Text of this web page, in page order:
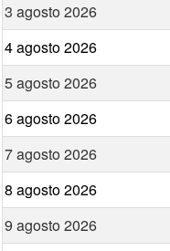
3 agosto 2026
4 agosto 2026
5 agosto 2026
6 agosto 2026
7 agosto 2026
8 agosto 2026
9 agosto 2026